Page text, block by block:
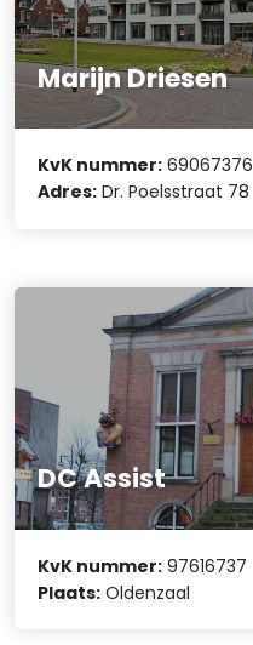
Marijn Driesen
KvK nummer: 69067376
Adres: Dr. Poelsstraat 78
DC Assist
KvK nummer: 97616737
Plaats: Oldenzaal